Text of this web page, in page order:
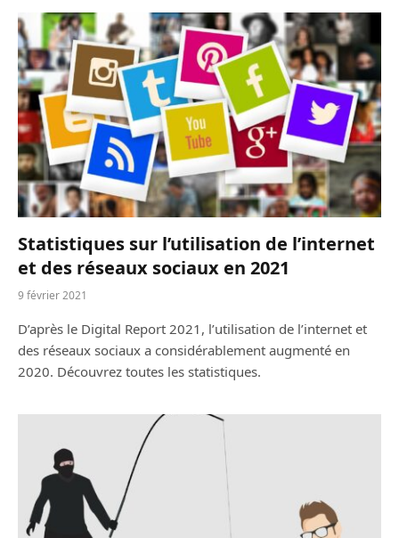
Statistiques sur l’utilisation de l’internet
et des réseaux sociaux en 2021
9 février 2021
D’après le Digital Report 2021, l’utilisation de l’internet et
des réseaux sociaux a considérablement augmenté en
2020. Découvrez toutes les statistiques.